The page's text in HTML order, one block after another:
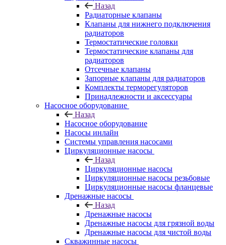
Назад
Радиаторные клапаны
Клапаны для нижнего подключения
радиаторов
Термостатические головки
Термостатические клапаны для
радиаторов
Отсечные клапаны
Запорные клапаны для радиаторов
Комплекты терморегуляторов
Принадлежности и аксессуары
Насосное оборудование
Назад
Насосное оборудование
Насосы инлайн
Системы управления насосами
Циркуляционные насосы
Назад
Циркуляционные насосы
Циркуляционные насосы резьбовые
Циркуляционные насосы фланцевые
Дренажные насосы
Назад
Дренажные насосы
Дренажные насосы для грязной воды
Дренажные насосы для чистой воды
Скважинные насосы